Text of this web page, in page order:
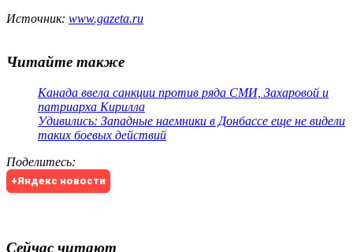
Источник: www.gazeta.ru
Читайте также
Канада ввела санкции против ряда СМИ, Захаровой и
патриарха Кирилла
Удивились: Западные наемники в Донбассе еще не видели
таких боевых действий
Поделитесь:
+Яндекс новости
Сейчас читают